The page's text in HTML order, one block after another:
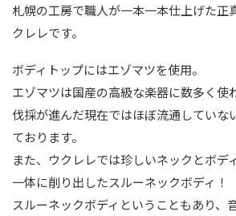
札幌の工房で職人が一本一本仕上げた正
クレレです。
ボディトップにはエゾマツを使用。
エゾマツは国産の高級な楽器に数多く使
伐採が進んだ現在ではほぼ流通していな
ております。
また、ウクレレでは珍しいネックとボデ
一体に削り出したスルーネックボディ！
スルーネックボディということもあり、